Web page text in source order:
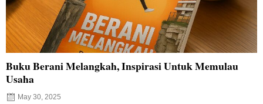
Buku Berani Melangkah, Inspirasi Untuk Memulau
Usaha
May 30, 2025